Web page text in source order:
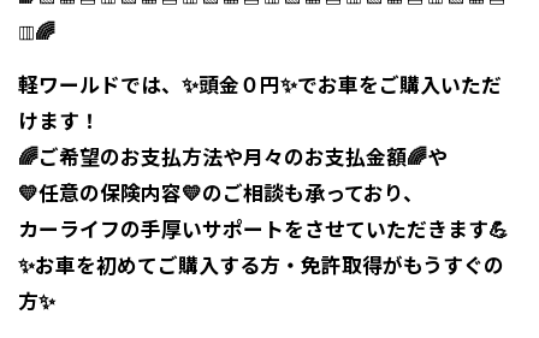
▥🌈
軽ワールドでは、✨頭金０円✨でお車をご購入いただ
けます！
🌈ご希望のお支払方法や月々のお支払金額🌈や
💛任意の保険内容💛のご相談も承っており、
カーライフの手厚いサポートをさせていただきます💪
✨お車を初めてご購入する方・免許取得がもうすぐの
方✨